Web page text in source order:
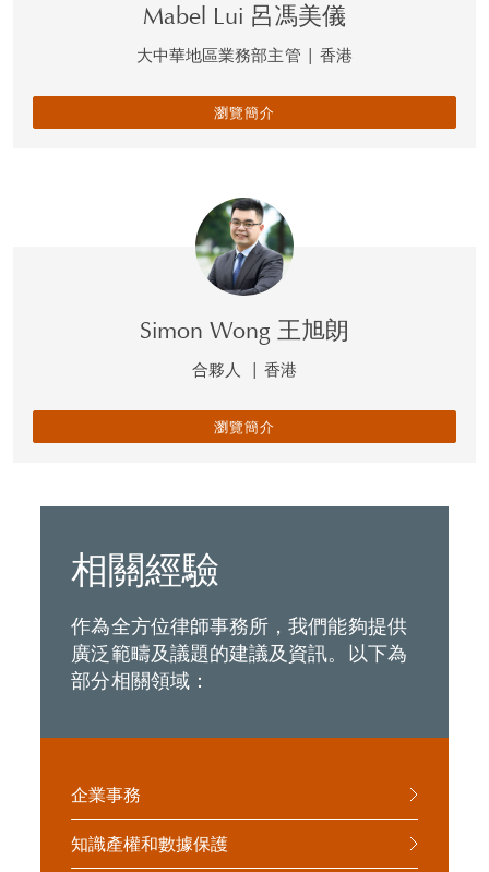
Mabel Lui 呂馮美儀
大中華地區業務部主管 | 香港
瀏覽簡介
Simon Wong 王旭朗
合夥人 | 香港
瀏覽簡介
相關經驗
作為全方位律師事務所，我們能夠提供
廣泛範疇及議題的建議及資訊。以下為
部分相關領域：
企業事務
知識產權和數據保護